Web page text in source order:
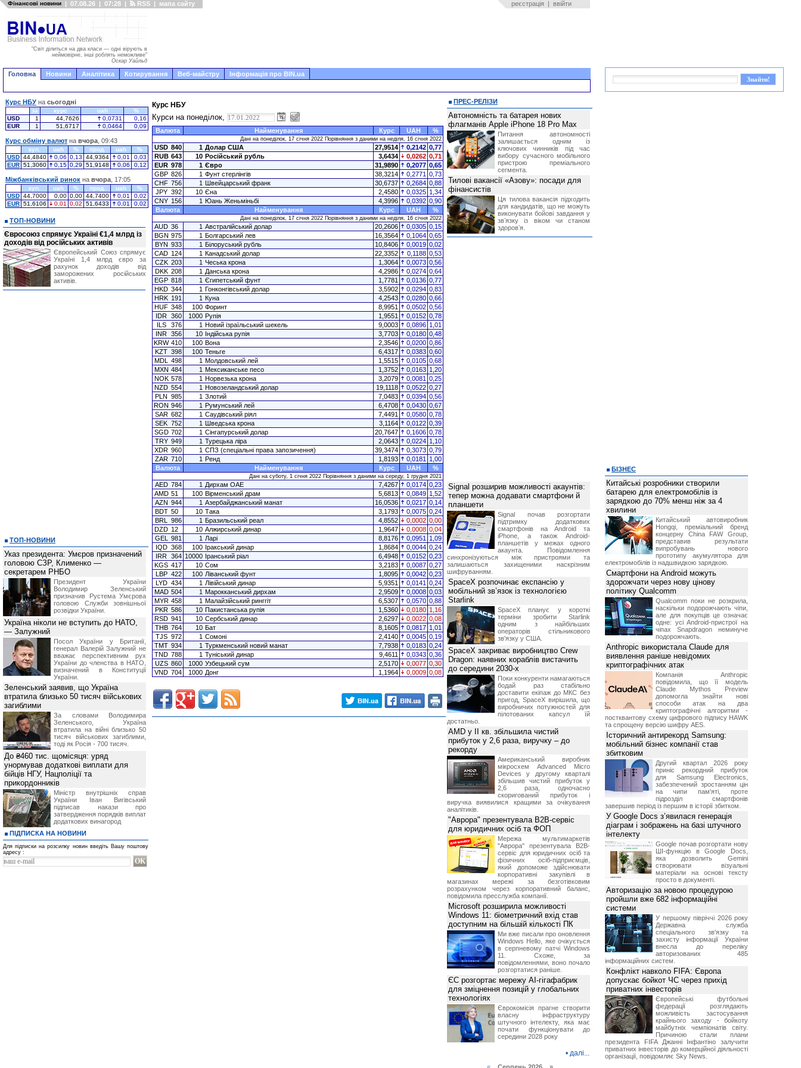
Фінансові новини | 07.08.26 | 07:28 | RSS | мапа сайту реєстрація | ввійти
"Світ ділиться на два класи — одні вірують в
неймовірне, інші роблять неможливе"
Оскар Уайльд
Головна Новини Аналітика Котирування Веб-майстру Інформація про BIN.ua
Курс НБУ
Курси на понеділок,
Валюта Найменування Курс UAH %
Дані на понеділок, 17 січня 2022 Порівняння з даними на неділя, 16 січня 2022
USD 840 1 Долар США 27,9514 0,2142 0,77
RUB 643 10 Російський рубль 3,6434 0,0262 0,71
EUR 978 1 Євро 31,9890 0,2077 0,65
GBP 826 1 Фунт стерлінгів 38,3214 0,2771 0,73
CHF 756 1 Швейцарський франк 30,6737 0,2684 0,88
JPY 392 10 Єна 2,4580 0,0325 1,34
CNY 156 1 Юань Женьміньбі 4,3996 0,0392 0,90
Валюта
Найменування Курс UAH %
Дані на понеділок, 17 січня 2022 Порівняння з даними на неділя, 16 січня 2022
AUD 36 1 Австралійський долар 20,2606 0,0305 0,15
BGN 975 1 Болгарський лев 16,3564 0,1064 0,65
BYN 933 1 Білоруський рубль 10,8406 0,0019 0,02
CAD 124 1 Канадський долар 22,3352 0,1188 0,53
CZK 203 1 Чеська крона 1,3064 0,0073 0,56
DKK 208 1 Данська крона 4,2986 0,0274 0,64
EGP 818 1 Єгипетський фунт 1,7781 0,0136 0,77
HKD 344 1 Гонконгівський долар 3,5902 0,0294 0,83
HRK 191 1 Куна 4,2543 0,0280 0,66
HUF 348 100 Форинт 8,9951 0,0502 0,56
IDR 360 1000 Рупія 1,9551 0,0152 0,78
ILS
376 1 Новий ізраїльський шекель 9,0003 0,0896 1,01
INR 356 10 Індійська рупія 3,7703 0,0180 0,48
KRW 410 100 Вона 2,3546 0,0200 0,86
KZT 398 100 Теньге 6,4317 0,0383 0,60
MDL
498 1 Молдовський лей 1,5515 0,0105 0,68
MXN 484 1 Мексиканське песо 1,3752 0,0163 1,20
NOK 578 1 Норвезька крона 3,2079 0,0081 0,25
NZD 554 1 Новозеландський долар 19,1118 0,0522 0,27
PLN 985 1 Злотий 7,0483 0,0394 0,56
RON 946 1 Румунський лей 6,4708 0,0430 0,67
SAR 682 1 Саудівський ріял 7,4491 0,0580 0,78
SEK 752 1 Шведська крона 3,1164 0,0122 0,39
SGD 702 1 Сінгапурський долар 20,7647 0,1606 0,78
TRY 949 1 Турецька ліра 2,0643 0,0224 1,10
XDR 960 1 СПЗ (спеціальні права запозичення) 39,3474 0,3073 0,79
ZAR 710 1 Ренд 1,8193 0,0181
1,00
Валюта
Найменування Курс UAH %
Дані на суботу, 1 січня 2022 Порівняння з даними на середу, 1 грудня 2021
AED 784 1 Дирхам ОАЕ 7,4267 0,0174 0,23
AMD 51 100 Вірменський драм 5,6813 0,0849 1,52
AZN 944 1 Азербайджанський манат 16,0536 0,0217 0,14
BDT 50 10 Така 3,1793 0,0075 0,24
BRL
986 1 Бразильський реал 4,8552 0,0002 0,00
DZD 12 10 Алжирський динар 1,9647 0,0008 0,04
GEL
981 1 Ларі 8,8176 0,0951
1,09
IQD 368 100 Іракський динар 1,8684 0,0044 0,24
IRR 364 10000 Іранський ріал 6,4948 0,0152 0,23
KGS 417 10 Сом 3,2183 0,0087 0,27
LBP 422 100 Ліванський фунт 1,8095 0,0042 0,23
LYD 434 1 Лівійський динар 5,9351 0,0141 0,24
MAD 504 1 Марокканський дирхам 2,9509 0,0008 0,03
MYR 458 1 Малайзійський ринггіт 6,5307 0,0570 0,88
PKR 586 10 Пакистанська рупія 1,5360 0,0180 1,16
RSD 941 10 Сербський динар 2,6297 0,0022 0,08
THB 764 10 Бат 8,1605 0,0817 1,01
TJS 972 1 Сомоні 2,4140 0,0045 0,19
TMT 934 1 Туркменський новий манат 7,7938 0,0183 0,24
TND 788 1 Туніський динар 9,4611 0,0343 0,36
UZS 860 1000 Узбецький сум 2,5170 0,0077 0,30
VND 704 1000 Донг 1,1964 0,0009 0,08
Курс НБУ на сьогодні
за курс uah
%
USD
1 44,7626 0,0731
0,16
EUR
1 51,6717 0,0464 0,09
Курс обміну валют на вчора , 09:43
куп. uah % прод. uah
%
USD 44,4840 0,06 0,13 44,9364 0,01
0,03
EUR 51,3060 0,15 0,29 51,9148 0,06 0,12
Міжбанківський ринок на вчора , 17:05
куп. uah % прод. uah
%
USD 44,7000 0,00 0,00 44,7400 0,01
0,02
EUR 51,6106 0,01 0,02 51,6433 0,01 0,02
ТОП-НОВИНИ
Євросоюз спрямує Україні €1,4 млрд із
доходів від російських активів
Європейський Союз спрямує
Україні 1,4 млрд євро за
рахунок доходів від
заморожених російських
активів.
ТОП-НОВИНИ
Указ президента: Умєров призначений
головою СЗР, Клименко —
секретарем РНБО
Президент України
Володимир Зеленський
призначив Pустема Умєрова
головою Служби зовнішньої
розвідки України.
Україна ніколи не вступить до НАТО,
— Залужний
Посол України у Британії,
генерал Валерій Залужний не
вважає перспективним рух
України до членства в НАТО,
визначений в Конституції
України.
Зеленський заявив, що Україна
втратила близько 50 тисяч військових
загиблими
За словами Володимира
Зеленського, Україна
втратила на війні близько 50
тисяч військових загиблими,
тоді як Росія - 700 тисяч.
До ₴460 тис. щомісяця: уряд
унормував додаткові виплати для
бійців НГУ, Нацполіції та
прикордонників
Міністр внутрішніх справ
України Іван Вигівський
підписав накази про
затвердження порядків виплат
додаткових винагород
ПІДПИСКА НА НОВИНИ
Для підписки на розсилку новин введіть Вашу поштову
адресу :
ПРЕС-РЕЛІЗИ
Автономність та батарея нових
флагманів Apple iPhone 18 Pro Max
Питання автономності
залишається одним із
ключових чинників під час
вибору сучасного мобільного
пристрою преміального
сегмента.
Тилові вакансії «Азову»: посади для
фінансистів
Ця тилова вакансія підходить
для кандидатів, що не можуть
виконувати бойові завдання у
звʼязку із віком чи станом
здоровʼя.
Signal розширив можливості акаунтів:
тепер можна додавати смартфони й
планшети
Signal почав розгортати
підтримку додаткових
смартфонів на Android та
iPhone, а також Android-
планшетів у межах одного
акаунта. Повідомлення
синхронізуються між пристроями та
залишаються захищеними наскрізним
шифруванням.
SpaceX розпочинає експансію у
мобільний зв’язок із технологією
Starlink
SpaceX планує у короткі
терміни зробити Starlink
одним з найбільших
операторів стільникового
зв'язку у США.
SpaceX закриває виробництво Crew
Dragon: наявних кораблів вистачить
до середини 2030-х
Поки конкуренти намагаються
бодай раз стабільно
доставити екіпаж до МКС без
пригод, SpaceX вирішила, що
виробничих потужностей для
пілотованих капсул їй
достатньо.
AMD у II кв. збільшила чистий
прибуток у 2,6 раза, виручку – до
рекорду
Американський виробник
мікросхем Advanced Micro
Devices у другому кварталі
збільшив чистий прибуток у
2,6 раза, одночасно
скоригований прибуток і
виручка виявилися кращими за очікування
аналітиків.
"Аврора" презентувала B2B-сервіс
для юридичних осіб та ФОП
Мережа мультимаркетів
"Аврора" презентувала B2B-
сервіс для юридичних осіб та
фізичних осіб-підприємців,
який допоможе здійснювати
корпоративні закупівлі в
магазинах мережі за безготівковим
розрахунком через корпоративний баланс,
повідомила пресслужба компанії.
Microsoft розширила можливості
Windows 11: біометричний вхід став
доступним на більшій кількості ПК
Ми вже писали про оновлення
Windows Hello, яке очікується
в серпневому патчі Windows
11. Схоже, за
повідомленнями, воно почало
розгортатися раніше.
ЄС розгортає мережу AI-гігафабрик
для зміцнення позицій у глобальних
технологіях
Єврокомісія прагне створити
власну інфраструктуру
штучного інтелекту, яка має
почати функціонувати до
середини 2028 року
• далі...
БІЗНЕС
Китайські розробники створили
батарею для електромобілів із
зарядкою до 70% менш ніж за 4
хвилини
Китайський автовиробник
Hongqi, преміальний бренд
концерну China FAW Group,
представив результати
випробувань нового
прототипу акумулятора для
електромобілів із надшвидкою зарядкою.
Смартфони на Android можуть
здорожчати через нову цінову
політику Qualcomm
Qualcomm поки не розкрила,
наскільки подорожчають чіпи,
але для покупців це означає
одне: усі Android-пристрої на
чіпах Snapdragon неминуче
подорожчають.
Anthropic використала Claude для
виявлення раніше невідомих
криптографічних атак
Компанія Anthropic
повідомила, що її модель
Claude Mythos Preview
допомогла знайти нові
способи атак на два
криптографічні алгоритми -
постквантову схему цифрового підпису HAWK
та спрощену версію шифру AES.
Історичний антирекорд Samsung:
мобільний бізнес компанії став
збитковим
Другий квартал 2026 року
приніс рекордний прибуток
для Samsung Electronics,
забезпечений зростанням цін
на чипи пам'яті, проте
підрозділ смартфонів
завершив період із першим в історії збитком.
У Google Docs з’явилася генерація
діаграм і зображень на базі штучного
інтелекту
Google почав розгортати нову
ШІ-функцію в Google Docs,
яка дозволить Gemini
створювати візуальні
матеріали на основі тексту
просто в документі.
Авторизацію за новою процедурою
пройшли вже 682 інформаційні
системи
У першому півріччі 2026 року
Державна служба
спеціального зв'язку та
захисту інформації України
внесла до переліку
авторизованих 485
інформаційних систем.
Конфлікт навколо FIFA: Європа
допускає бойкот ЧС через прихід
приватних інвесторів
Європейські футбольні
федерації розглядають
можливість застосування
крайнього заходу - бойкоту
майбутніх чемпіонатів світу.
Причиною стали плани
президента FIFA Джанні Інфантіно залучити
приватних інвесторів до комерційної діяльності
організації, повідомляє Sky News.